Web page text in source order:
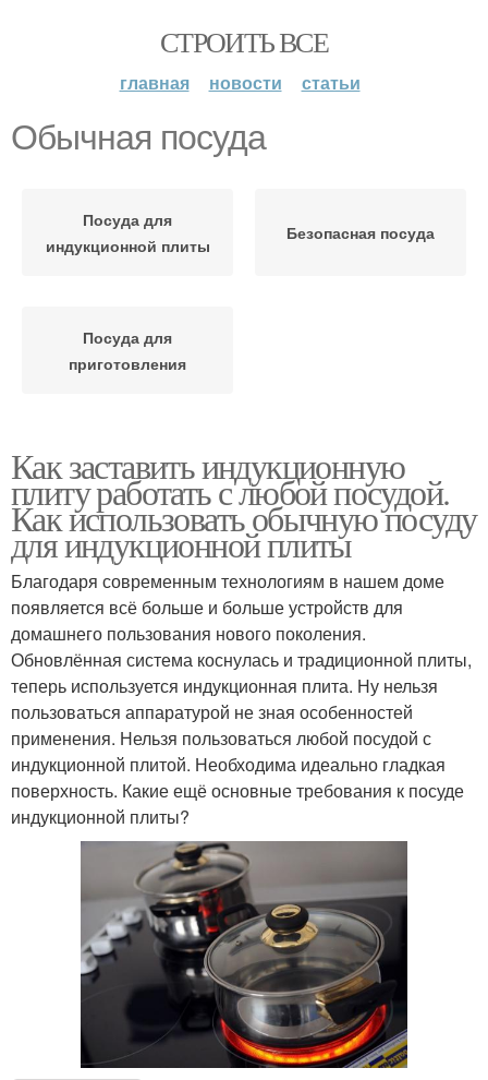
СТРОИТЬ ВСЕ
главная новости статьи
Обычная посуда
Посуда для
индукционной плиты
Безопасная посуда
Посуда для
приготовления
Как заставить индукционную
плиту работать с любой посудой.
Как использовать обычную посуду
для индукционной плиты
Благодаря современным технологиям в нашем доме
появляется всё больше и больше устройств для
домашнего пользования нового поколения.
Обновлённая система коснулась и традиционной плиты,
теперь используется индукционная плита. Ну нельзя
пользоваться аппаратурой не зная особенностей
применения. Нельзя пользоваться любой посудой с
индукционной плитой. Необходима идеально гладкая
поверхность. Какие ещё основные требования к посуде
индукционной плиты?